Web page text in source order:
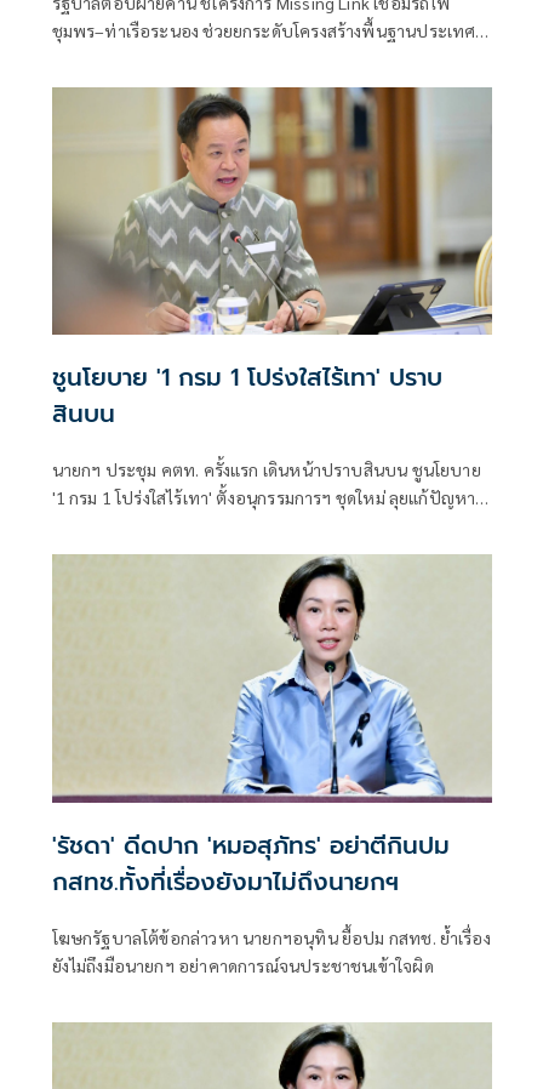
ชุมพร–ท่าเรือระนอง ช่วยยกระดับโครงสร้างพื้นฐานประเทศ
เสนอทุกฝ่าย
ชูนโยบาย '1 กรม 1 โปร่งใสไร้เทา' ปราบ
สินบน
นายกฯ ประชุม คตท. ครั้งแรก เดินหน้าปราบสินบน ชูนโยบาย
'1 กรม 1 โปร่งใสไร้เทา' ตั้งอนุกรรมการฯ ชุดใหม่ ลุยแก้ปัญหา
'รัชดา' ดีดปาก 'หมอสุภัทร' อย่าตีกินปม
กสทช.ทั้งที่เรื่องยังมาไม่ถึงนายกฯ
โฆษกรัฐบาลโต้ข้อกล่าวหา นายกฯอนุทิน ยื้อปม กสทช. ย้ำเรื่อง
ยังไม่ถึงมือนายกฯ อย่าคาดการณ์จนประชาชนเข้าใจผิด